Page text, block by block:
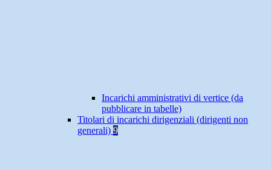
Incarichi amministrativi di vertice (da
pubblicare in tabelle)
Titolari di incarichi dirigenziali (dirigenti non
generali) 9